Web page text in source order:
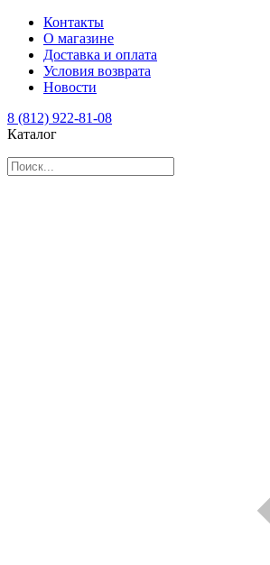
Контакты
О магазине
Доставка и оплата
Условия возврата
Новости
8 (812) 922-81-08
Каталог